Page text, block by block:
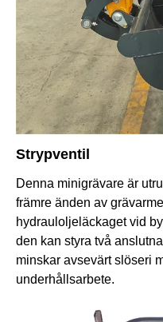
Strypventil
Denna minigrävare är
främre änden av
hydrauloljeläckaget vid
den kan styra två
minskar avsevärt slöseri
underhållsarbete.